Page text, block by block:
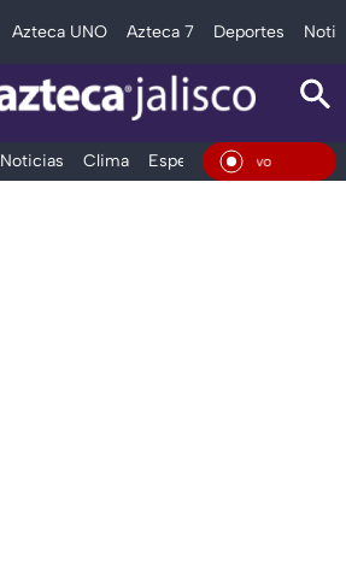
Azteca UNO Azteca 7 Deportes
Noticias Clima Espectáculos Deportes
En Vivo